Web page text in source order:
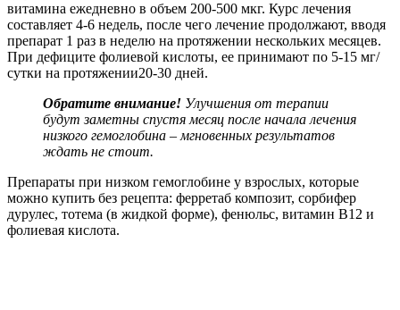
витамина ежедневно в объем 200-500 мкг. Курс лечения
составляет 4-6 недель, после чего лечение продолжают, вводя
препарат 1 раз в неделю на протяжении нескольких месяцев.
При дефиците фолиевой кислоты, ее принимают по 5-15 мг/
сутки на протяжении20-30 дней.
Обратите внимание! Улучшения от терапии
будут заметны спустя месяц после начала лечения
низкого гемоглобина – мгновенных результатов
ждать не стоит.
Препараты при низком гемоглобине у взрослых, которые
можно купить без рецепта: ферретаб композит, сорбифер
дурулес, тотема (в жидкой форме), фенюльс, витамин В12 и
фолиевая кислота.